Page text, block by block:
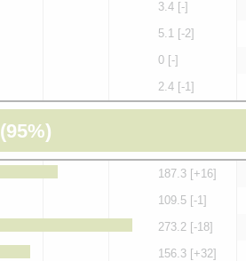
3.4 [-]
5.1 [-2]
0 [-]
2.4 [-1]
(95%)
187.3 [+16]
109.5 [-1]
273.2 [-18]
156.3 [+32]